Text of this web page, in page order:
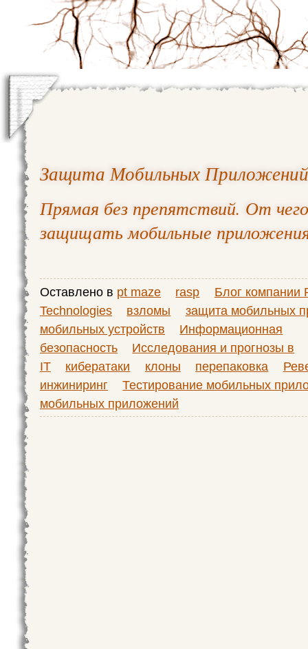
Защита Мобильных Приложений
Прямая без препятствий. От
защищать мобильные
Оставлено в pt maze rasp
Блог компании
Technologies
взломы
защита мобильных
мобильных устройств
Информационная
безопасность
Исследования и прогнозы в
IT
кибератаки клоны перепаковка
инжиниринг
Тестирование мобильных
мобильных приложений